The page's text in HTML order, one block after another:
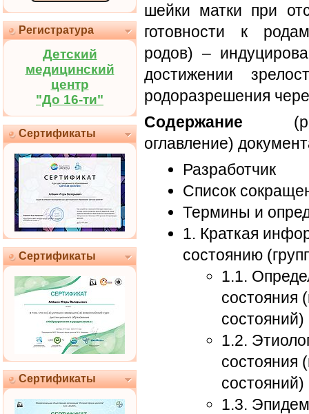
Регистратура
Детский
медицинский
центр
"До 16-ти"
Сертификаты
Сертификаты
Сертификаты
шейки матки при
готовности к
родов) –
достижении
родоразрешения
Содержание
оглавление)
Разработчик
Список
Термины и
1. Краткая
состоянию
1.1.
состояния
состояний)
1.2.
состояния
состояний)
1.3.